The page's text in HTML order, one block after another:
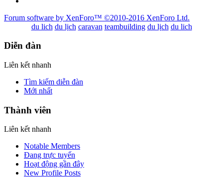
Forum software by XenForo™ ©2010-2016 XenForo Ltd.
du lich du lịch caravan teambuilding du lịch du lich
Diễn đàn
Liên kết nhanh
Tìm kiếm diễn đàn
Mới nhất
Thành viên
Liên kết nhanh
Notable Members
Đang trực tuyến
Hoạt động gần đây
New Profile Posts